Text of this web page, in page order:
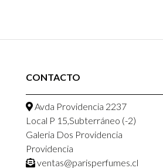
CONTACTO
Avda Providencia 2237
Local P 15,Subterráneo (-2)
Galeria Dos Providencia
Providencia
ventas@parisperfumes.cl